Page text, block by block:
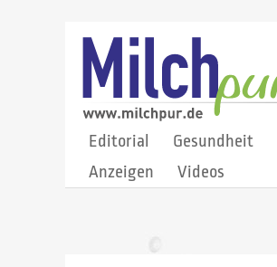
Editorial Gesundheit
Anzeigen
Videos